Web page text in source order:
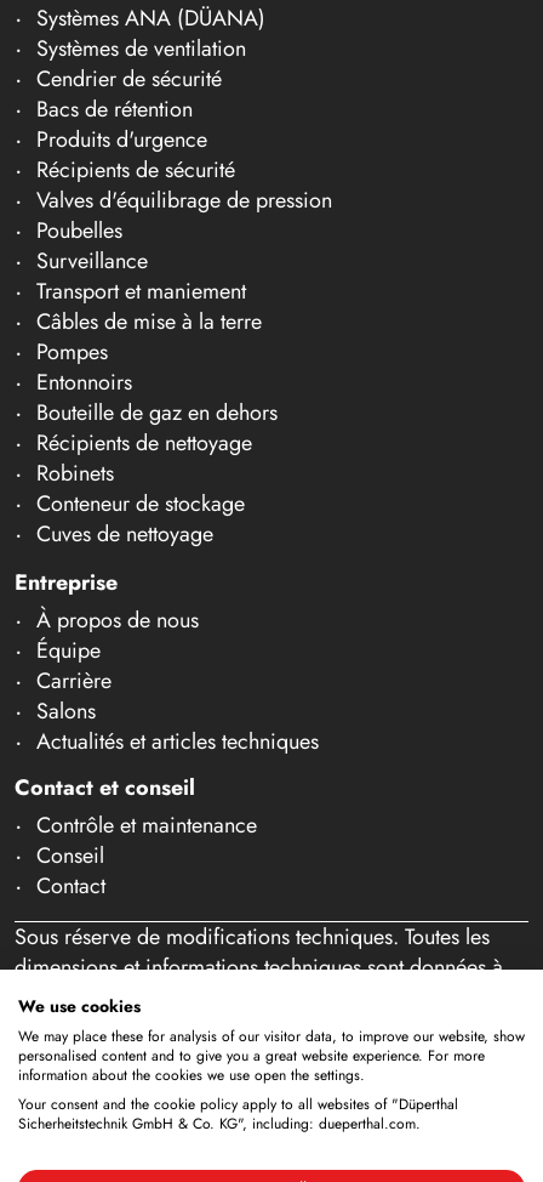
Systèmes ANA (DÜANA)
Systèmes de ventilation
Cendrier de sécurité
Bacs de rétention
Produits d'urgence
Récipients de sécurité
Valves d'équilibrage de pression
Poubelles
Surveillance
Transport et maniement
Câbles de mise à la terre
Pompes
Entonnoirs
Bouteille de gaz en dehors
Récipients de nettoyage
Robinets
Conteneur de stockage
Cuves de nettoyage
Entreprise
À propos de nous
Équipe
Carrière
Salons
Actualités et articles techniques
Contact et conseil
Contrôle et maintenance
Conseil
Contact
Sous réserve de modifications techniques. Toutes les
dimensions et informations techniques sont données à
titre indicatif. Sous réserve d'erreurs et de fautes de
frappe. Notre offre s'adresse exclusivement aux
professionnels au sens de l'article 14 BGB. Aucune vente
aux particuliers n'a lieu. En utilisant ce site Web et en
passant éventuellement commande, vous confirmez agir
We use cookies
We may place these for analysis of our visitor data, to improve our website, show
personalised content and to give you a great website experience. For more
information about the cookies we use open the settings.
Your consent and the cookie policy apply to all websites of "Düperthal
Sicherheitstechnik GmbH & Co. KG", including: dueperthal.com.